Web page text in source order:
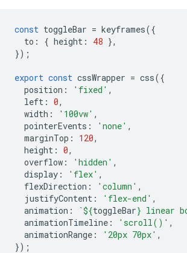
const toggleBar = keyframes({
to : { height : 48 },
});
export const cssWrapper = css({
position : 'fixed' ,
left : 0,
width : '100vw' ,
pointerEvents : 'none' ,
marginTop : 120,
height : 0,
overflow : 'hidden' ,
display : 'flex' ,
flexDirection : 'column' ,
justifyContent : 'flex-end' ,
animation : `${toggleBar} linear
animationTimeline : 'scroll()' ,
animationRange : '20px 70px' ,
});